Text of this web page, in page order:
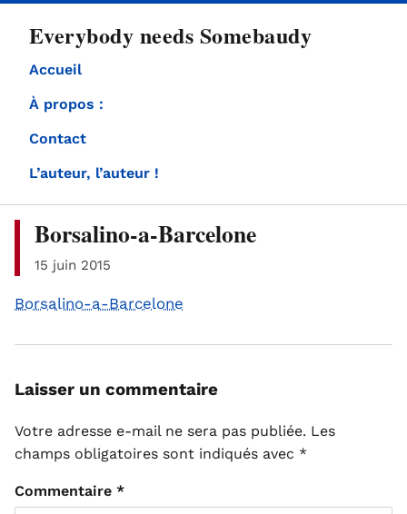
Everybody needs Somebaudy
Accueil
À propos :
Contact
L’auteur, l’auteur !
Borsalino-a-Barcelone
15 juin 2015
Borsalino-a-Barcelone
Laisser un commentaire
Votre adresse e-mail ne sera pas publiée. Les
champs obligatoires sont indiqués avec *
Commentaire *